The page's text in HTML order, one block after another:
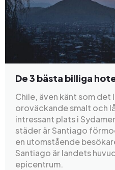
De 3 bästa billiga
Chile, även känt som det
oroväckande smalt och
intressant plats i
städer är Santiago
en utomstående
Santiago är landets
epicentrum.